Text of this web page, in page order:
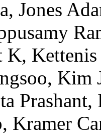
, Jones
K, Kettenis
, Kim
Prashant,
, Kramer